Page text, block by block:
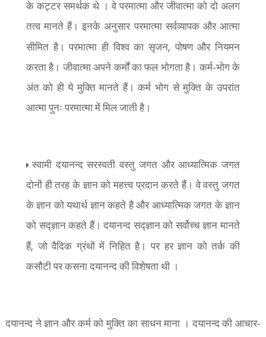
के कट्टर समर्थक थे । वे परमात्मा और जीवात्मा को दो अलग
तत्व मानते हैं। इनके अनुसार परमात्मा सर्वव्यापक और आत्मा
सीमित है। परमात्मा ही विश्व का सृजन, पोषण और नियमन
करता है। जीवात्मा अपने कर्मों का फल भोगता है। कर्म-भोग के
अंत को ही ये मुक्ति मानते हैं। कर्म भोग से मुक्ति के उपरांत
आत्मा पुनः परमात्मा में मिल जाती है।
स्वामी दयानन्द सरस्वती वस्तु जगत और आध्यात्मिक जगत
दोनों ही तरह के ज्ञान को महत्त्व प्रदान करते हैं। वे वस्तु जगत
के ज्ञान को यथार्थ ज्ञान कहते है और आध्यात्मिक जगत के ज्ञान
को सद्ज्ञान कहते हैं। दयानन्द सद्ज्ञान को सर्वोच्च ज्ञान मानते
हैं, जो वैदिक ग्रंथों में निहित है। पर हर ज्ञान को तर्क की
कसौटी पर कसना दयानन्द की विशेषता थी ।
दयानन्द ने ज्ञान और कर्म को मुक्ति का साधन माना । दयानन्द की आचार-